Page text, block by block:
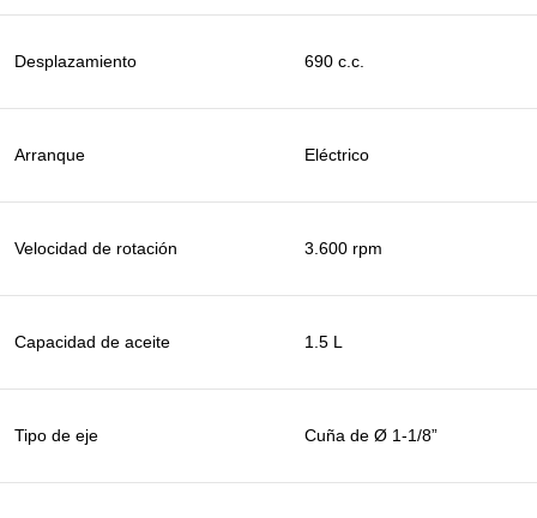
Desplazamiento 690 c.c.
Arranque Eléctrico
Velocidad de rotación 3.600 rpm
Capacidad de aceite 1.5 L
Tipo de eje Cuña de Ø 1-1/8”